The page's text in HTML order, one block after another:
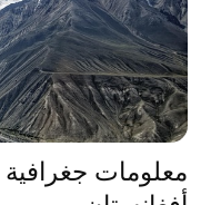
معلومات